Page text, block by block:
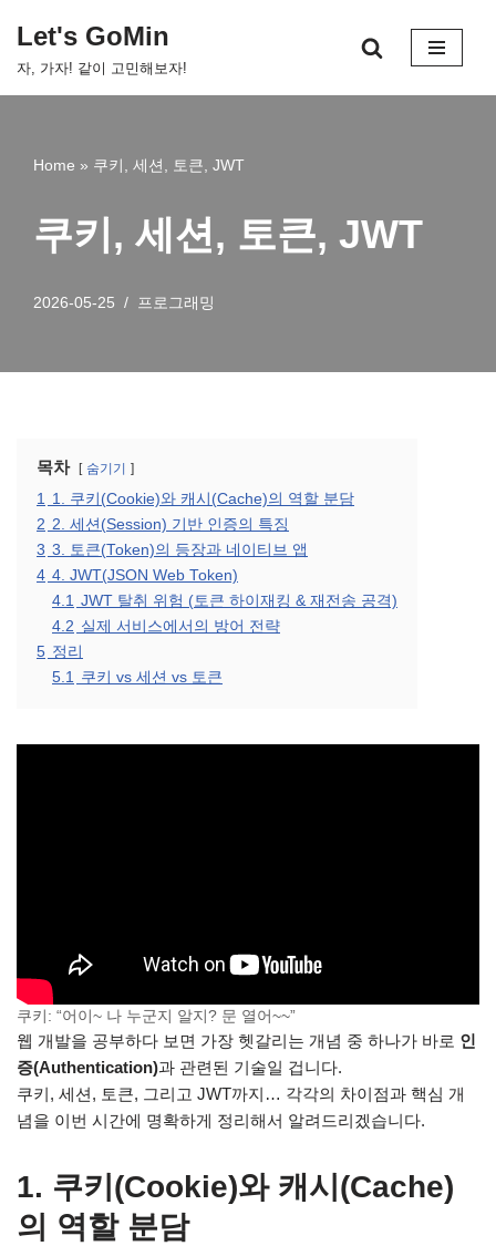
콘
Let's GoMin
자, 가자! 같이 고민해보자!
Home » 쿠키, 세션, 토큰, JWT
쿠키, 세션, 토큰, JWT
2026-05-25 프로그래밍
목차 숨기기
1 1. 쿠키(Cookie)와 캐시(Cache)의 역할 분담
2 2. 세션(Session) 기반 인증의 특징
3 3. 토큰(Token)의 등장과 네이티브 앱
4 4. JWT(JSON Web Token)
4.1 JWT 탈취 위험 (토큰 하이재킹 & 재전송 공격)
4.2 실제 서비스에서의 방어 전략
5 정리
5.1 쿠키 vs 세션 vs 토큰
쿠키: “어이~ 나 누군지 알지? 문 열어~~”
웹 개발을 공부하다 보면 가장 헷갈리는 개념 중 하나가 바로 인
증(Authentication)과 관련된 기술일 겁니다.
쿠키, 세션, 토큰, 그리고 JWT까지… 각각의 차이점과 핵심 개
념을 이번 시간에 명확하게 정리해서 알려드리겠습니다.
1. 쿠키(Cookie)와 캐시(Cache)
의 역할 분담